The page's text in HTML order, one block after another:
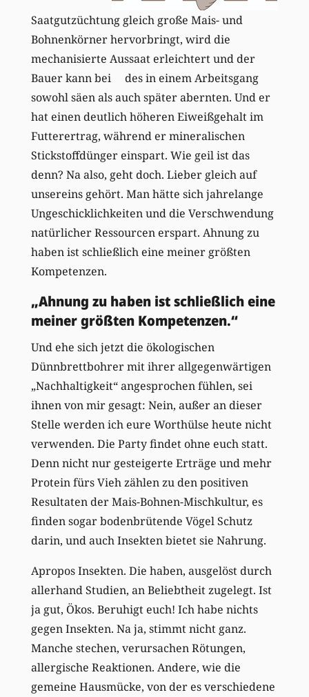
Saatgutzüchtung gleich große Mais- und
Bohnenkörner hervorbringt, wird die
mechanisierte Aussaat erleichtert und der
Bauer kann bei des in einem Arbeitsgang
sowohl säen als auch später abernten. Und er
hat einen deutlich höheren Eiweißgehalt im
Futterertrag, während er mineralischen
Stickstoffdünger einspart. Wie geil ist das
denn? Na also, geht doch. Lieber gleich auf
unsereins gehört. Man hätte sich jahrelange
Ungeschicklichkeiten und die Verschwendung
natürlicher Ressourcen erspart. Ahnung zu
haben ist schließlich eine meiner größten
Kompetenzen.
„Ahnung zu haben ist schließlich eine
meiner größten Kompetenzen.“
Und ehe sich jetzt die ökologischen
Dünnbrettbohrer mit ihrer allgegenwärtigen
„Nachhaltigkeit“ angesprochen fühlen, sei
ihnen von mir gesagt: Nein, außer an dieser
Stelle werden ich eure Worthülse heute nicht
verwenden. Die Party findet ohne euch statt.
Denn nicht nur gesteigerte Erträge und mehr
Protein fürs Vieh zählen zu den positiven
Resultaten der Mais-Bohnen-Mischkultur, es
finden sogar bodenbrütende Vögel Schutz
darin, und auch Insekten bietet sie Nahrung.
Apropos Insekten. Die haben, ausgelöst durch
allerhand Studien, an Beliebtheit zugelegt. Ist
ja gut, Ökos. Beruhigt euch! Ich habe nichts
gegen Insekten. Na ja, stimmt nicht ganz.
Manche stechen, verursachen Rötungen,
allergische Reaktionen. Andere, wie die
gemeine Hausmücke, von der es verschiedene